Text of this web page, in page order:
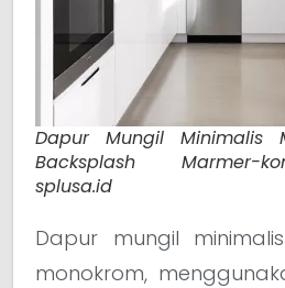
Dapur Mungil Minimalis
Backsplash Marmer-
splusa.id
Dapur mungil
monokrom,